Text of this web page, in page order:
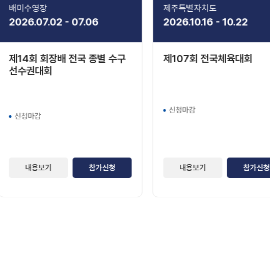
배미수영장
2026.07.02 - 07.06
제14회 회장배 전국 종별 수구
선수권대회
신청마감
내용보기 참가신청
제주특별자치도
2026.10.16 - 10.22
제107회 전국체육대회
신청마감
내용보기 참가신청